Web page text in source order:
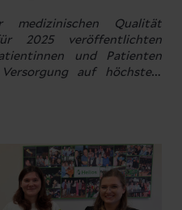
Qualität
2025 veröffentlichten
und Patienten
auf höchstem